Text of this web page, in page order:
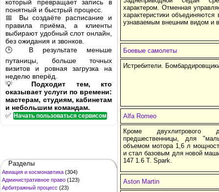
который превращает запись в
понятный и быстрый процесс.
📅 Вы создаёте расписание и
правила приёма, а клиенты
выбирают удобный слот онлайн,
без ожидания и звонков.
🕒 В результате меньше
путаницы, больше точных
визитов и ровная загрузка на
неделю вперёд.
💡 Подходит тем, кто
оказывает услуги по времени:
мастерам, студиям, кабинетам
и небольшим командам.
✅ Начать пользоваться сервисом
Разделы
Авиация и космонавтика (304)
Административное право (123)
Арбитражный процесс (23)
характером. Отменная
характеристики
узнаваемым внешним видом и
Боевые самолеты
Истребители.
Alfa Romeo
Кроме двухлитрового
предшественницы, для
объемом мотора 1,6 л
и стал базовым для новой
147 1.6 T. Spark.
Aston Martin